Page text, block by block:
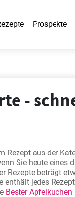
Prospekte
-
Rezept aus der
Sie heute eines
Rezepte beträgt
enthält jedes
Bester